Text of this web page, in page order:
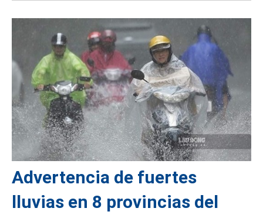
Advertencia de fuertes
lluvias en 8 provincias del